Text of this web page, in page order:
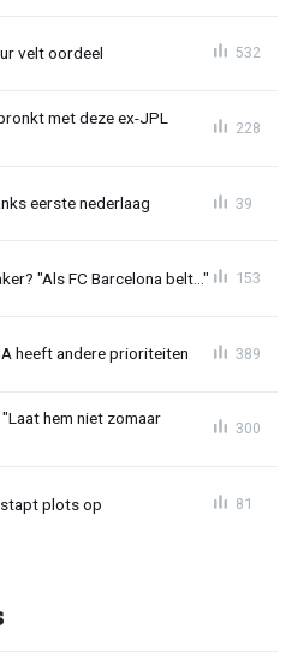
velt oordeel 532
met deze ex-JPL
228
eerste nederlaag 39
"Als FC Barcelona belt..." 153
heeft andere prioriteiten 389
hem niet zomaar
300
stapt plots op 81